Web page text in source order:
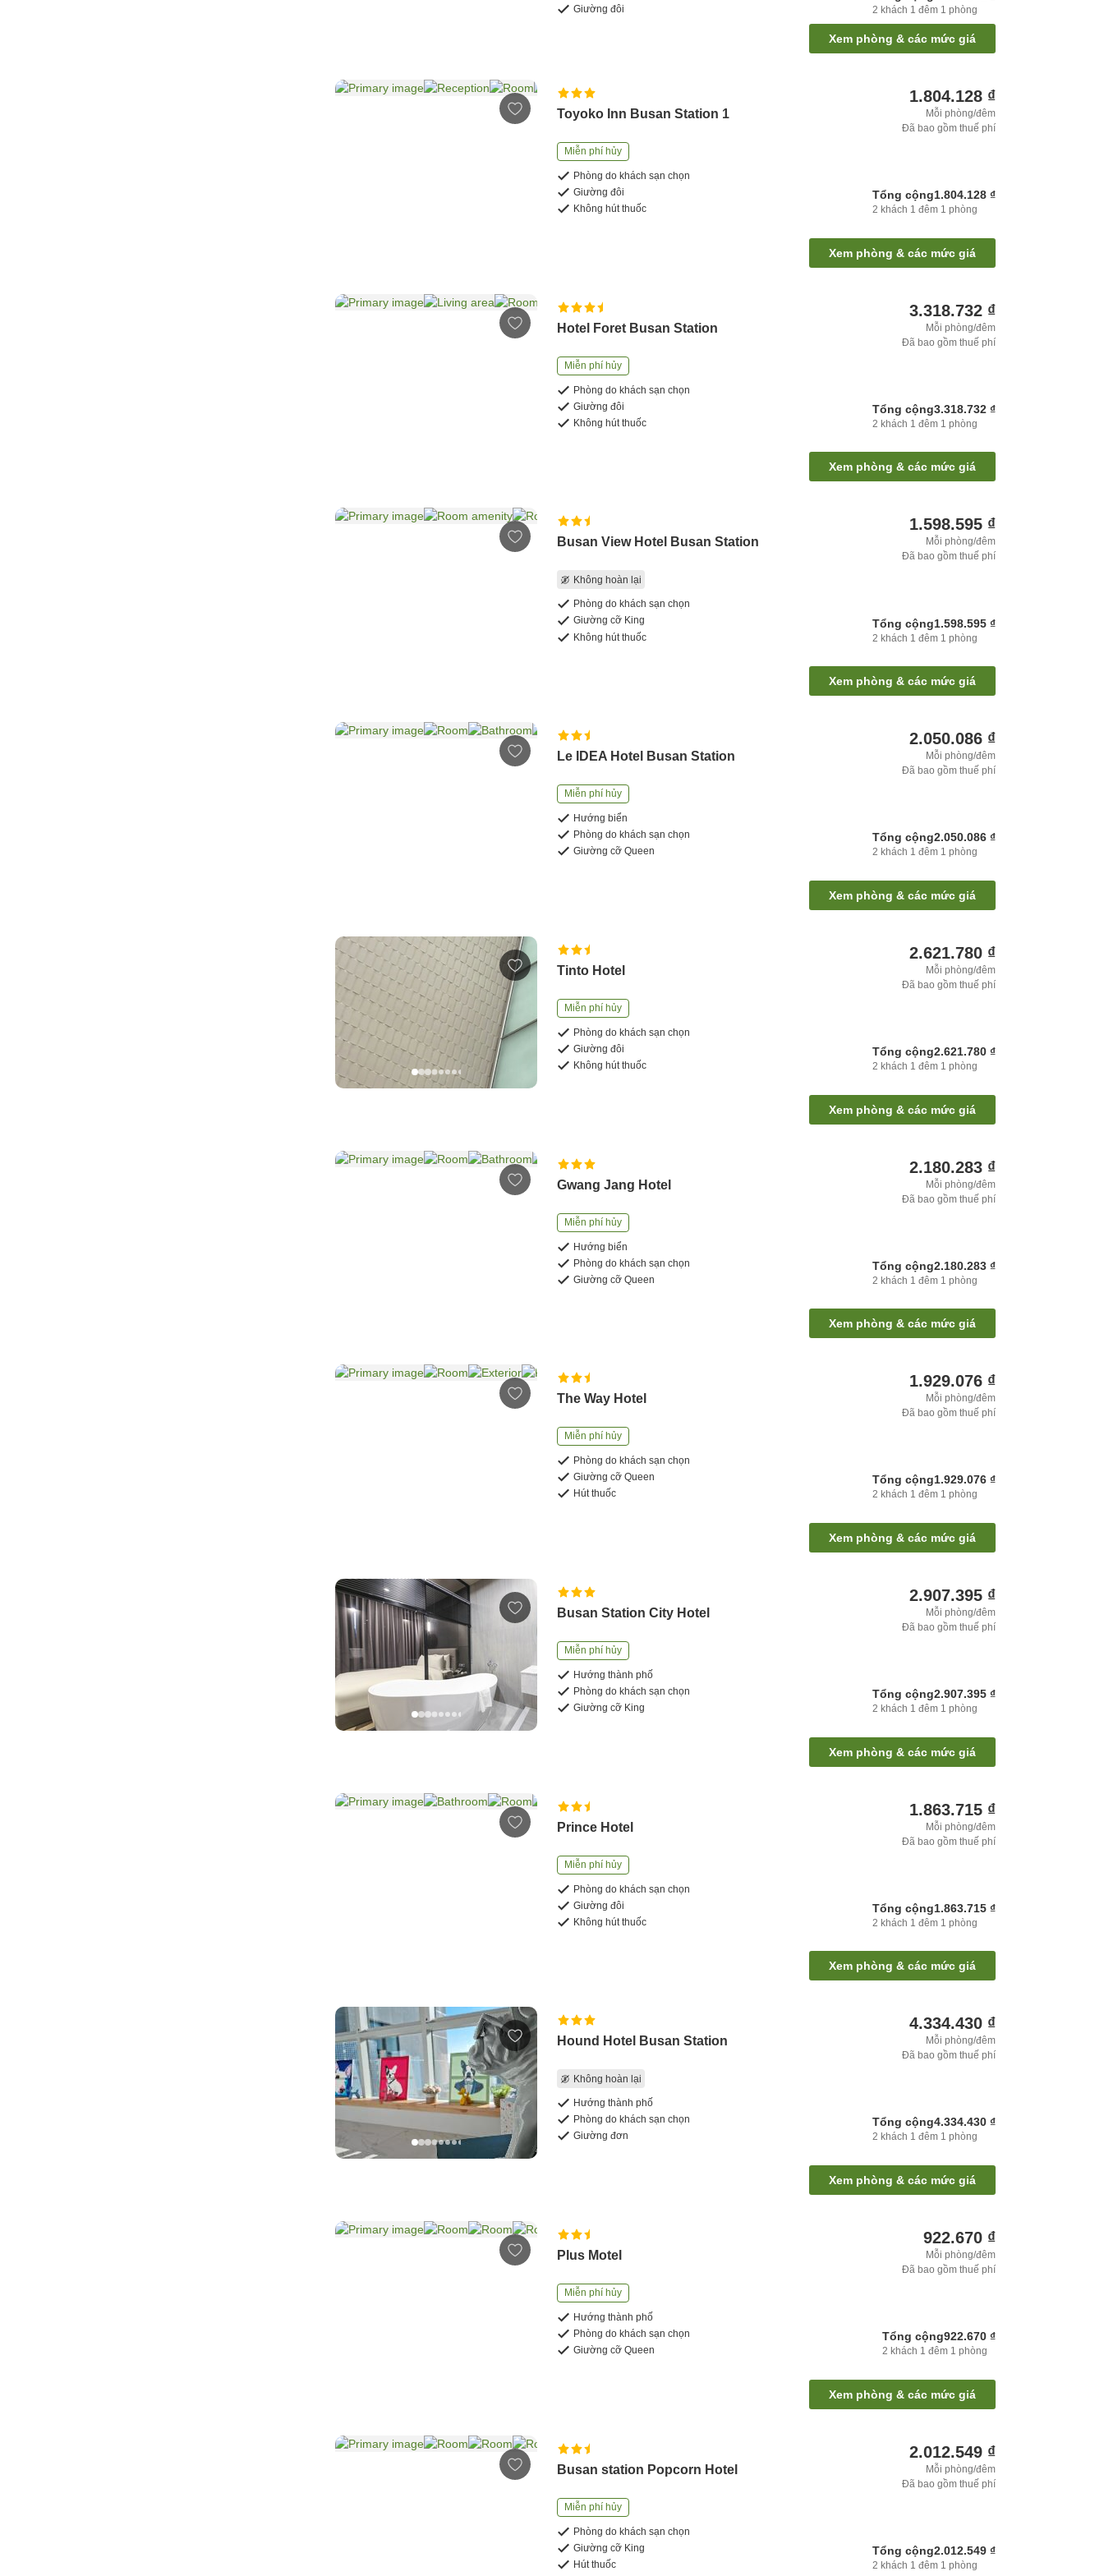
Giường đôi
2 khách 1 đêm 1 phòng
Xem phòng & các mức giá
Toyoko Inn Busan Station 1
Miễn phí hủy
Phòng do khách sạn chọn
Giường đôi
Không hút thuốc
1.804.128 ₫
Mỗi phòng/đêm
Đã bao gồm thuế phí
Tổng cộng1.804.128 ₫
2 khách 1 đêm 1 phòng
Xem phòng & các mức giá
Hotel Foret Busan Station
Miễn phí hủy
Phòng do khách sạn chọn
Giường đôi
Không hút thuốc
3.318.732 ₫
Mỗi phòng/đêm
Đã bao gồm thuế phí
Tổng cộng3.318.732 ₫
2 khách 1 đêm 1 phòng
Xem phòng & các mức giá
Busan View Hotel Busan Station
Không hoàn lại
Phòng do khách sạn chọn
Giường cỡ King
Không hút thuốc
1.598.595 ₫
Mỗi phòng/đêm
Đã bao gồm thuế phí
Tổng cộng1.598.595 ₫
2 khách 1 đêm 1 phòng
Xem phòng & các mức giá
Le IDEA Hotel Busan Station
Miễn phí hủy
Hướng biển
Phòng do khách sạn chọn
Giường cỡ Queen
2.050.086 ₫
Mỗi phòng/đêm
Đã bao gồm thuế phí
Tổng cộng2.050.086 ₫
2 khách 1 đêm 1 phòng
Xem phòng & các mức giá
Tinto Hotel
Miễn phí hủy
Phòng do khách sạn chọn
Giường đôi
Không hút thuốc
2.621.780 ₫
Mỗi phòng/đêm
Đã bao gồm thuế phí
Tổng cộng2.621.780 ₫
2 khách 1 đêm 1 phòng
Xem phòng & các mức giá
Gwang Jang Hotel
Miễn phí hủy
Hướng biển
Phòng do khách sạn chọn
Giường cỡ Queen
2.180.283 ₫
Mỗi phòng/đêm
Đã bao gồm thuế phí
Tổng cộng2.180.283 ₫
2 khách 1 đêm 1 phòng
Xem phòng & các mức giá
The Way Hotel
Miễn phí hủy
Phòng do khách sạn chọn
Giường cỡ Queen
Hút thuốc
1.929.076 ₫
Mỗi phòng/đêm
Đã bao gồm thuế phí
Tổng cộng1.929.076 ₫
2 khách 1 đêm 1 phòng
Xem phòng & các mức giá
Busan Station City Hotel
Miễn phí hủy
Hướng thành phố
Phòng do khách sạn chọn
Giường cỡ King
2.907.395 ₫
Mỗi phòng/đêm
Đã bao gồm thuế phí
Tổng cộng2.907.395 ₫
2 khách 1 đêm 1 phòng
Xem phòng & các mức giá
Prince Hotel
Miễn phí hủy
Phòng do khách sạn chọn
Giường đôi
Không hút thuốc
1.863.715 ₫
Mỗi phòng/đêm
Đã bao gồm thuế phí
Tổng cộng1.863.715 ₫
2 khách 1 đêm 1 phòng
Xem phòng & các mức giá
Hound Hotel Busan Station
Không hoàn lại
Hướng thành phố
Phòng do khách sạn chọn
Giường đơn
4.334.430 ₫
Mỗi phòng/đêm
Đã bao gồm thuế phí
Tổng cộng4.334.430 ₫
2 khách 1 đêm 1 phòng
Xem phòng & các mức giá
Plus Motel
Miễn phí hủy
Hướng thành phố
Phòng do khách sạn chọn
Giường cỡ Queen
922.670 ₫
Mỗi phòng/đêm
Đã bao gồm thuế phí
Tổng cộng922.670 ₫
2 khách 1 đêm 1 phòng
Xem phòng & các mức giá
Busan station Popcorn Hotel
Miễn phí hủy
Phòng do khách sạn chọn
Giường cỡ King
Hút thuốc
2.012.549 ₫
Mỗi phòng/đêm
Đã bao gồm thuế phí
Tổng cộng2.012.549 ₫
2 khách 1 đêm 1 phòng